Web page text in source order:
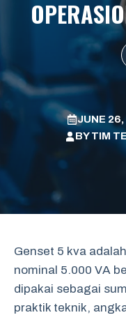
JUNE
BYTIM
Genset 5 kva
nominal 5.000 VA
dipakai sebagai
praktik teknik,